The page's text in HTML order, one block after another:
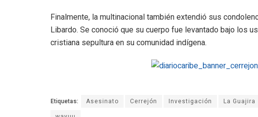
Finalmente, la multinacional también extendió sus
Libardo. Se conoció que su cuerpo fue levantado bajo los
cristiana sepultura en su comunidad indígena.
Etiquetas: Asesinato Cerrejón Investigación La Guajira